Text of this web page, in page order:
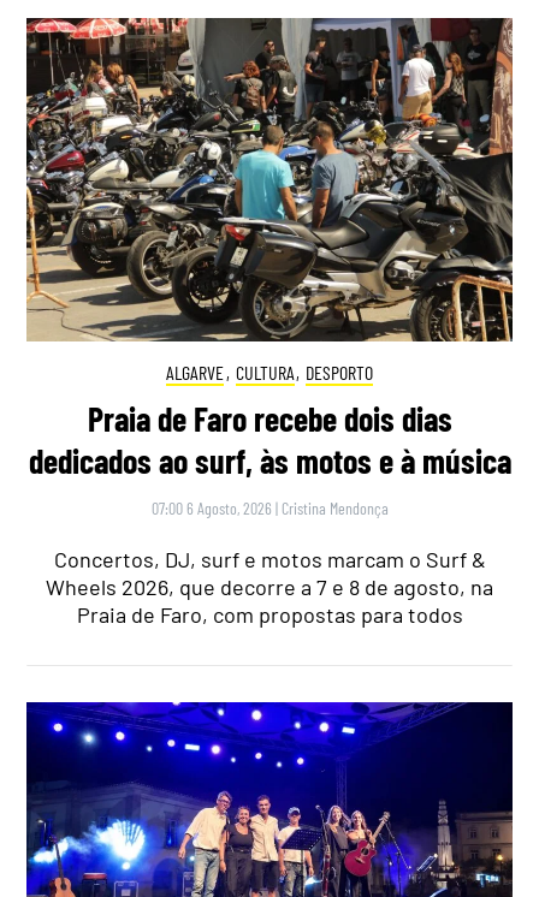
ALGARVE, CULTURA, DESPORTO
Praia de Faro recebe dois dias
dedicados ao surf, às motos e à música
07:00 6 Agosto, 2026 | Cristina Mendonça
Concertos, DJ, surf e motos marcam o Surf &
Wheels 2026, que decorre a 7 e 8 de agosto, na
Praia de Faro, com propostas para todos